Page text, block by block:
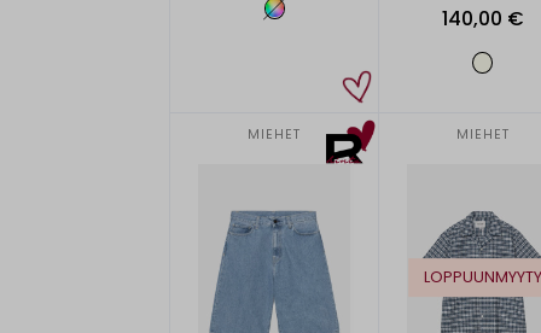
140,00 €
MIEHET MIEHET
LOPPUUNMYYTY